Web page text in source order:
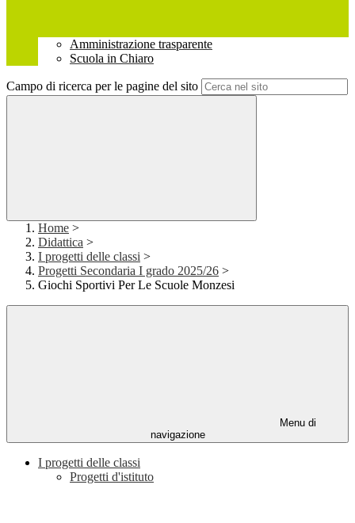
Amministrazione trasparente
Scuola in Chiaro
Campo di ricerca per le pagine del sito
Home >
Didattica >
I progetti delle classi >
Progetti Secondaria I grado 2025/26 >
Giochi Sportivi Per Le Scuole Monzesi
Menu di
navigazione
I progetti delle classi
Progetti d'istituto